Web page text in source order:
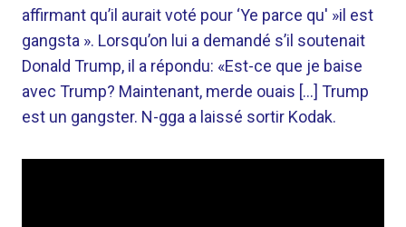
affirmant qu’il aurait voté pour ‘Ye parce qu' »il est
gangsta ». Lorsqu’on lui a demandé s’il soutenait
Donald Trump, il a répondu: «Est-ce que je baise
avec Trump? Maintenant, merde ouais […] Trump
est un gangster. N-gga a laissé sortir Kodak.